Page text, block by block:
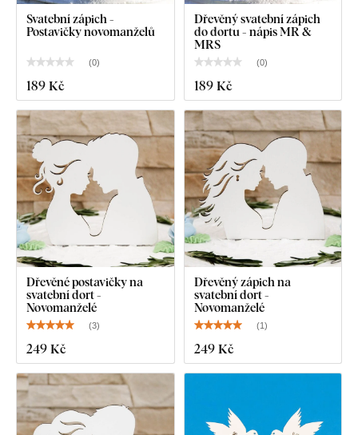
Svatební zápich -
Postavičky novomanželů
(0)
189 Kč
Dřevěný svatební zápich
do dortu - nápis MR &
MRS
(0)
189 Kč
Dřevěné postavičky na
svatební dort -
Novomanželé
(3)
249 Kč
Dřevěný zápich na
svatební dort -
Novomanželé
(1)
249 Kč